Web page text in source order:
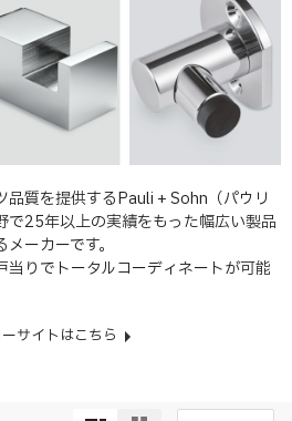
質を提供するPauli + Sohn（パウリ
で25年以上の実績をもった幅広い製品
ーカーです。
当りでトータルコーディネートが可能
サイトはこちら